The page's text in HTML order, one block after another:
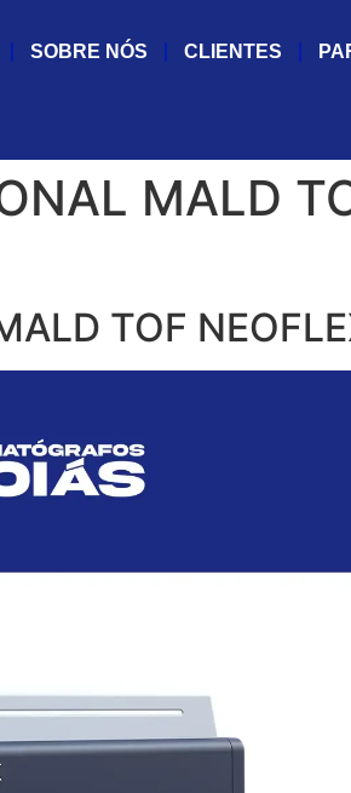
SOBRE NÓS CLIENTES
MALD
TOF